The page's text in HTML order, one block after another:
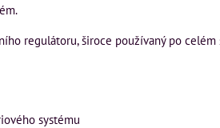
regulátoru, široce používaný po celém
systému